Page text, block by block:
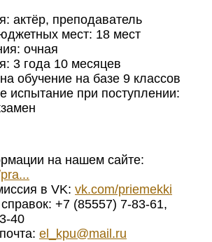
актёр, преподаватель
мест: 18 мест
очная
3 года 10 месяцев
обучение на базе 9 классов
испытание при поступлении:
на нашем сайте:
в VK: vk.com/priemekki
+7 (85557) 7-83-61,
40
el_kpu@mail.ru